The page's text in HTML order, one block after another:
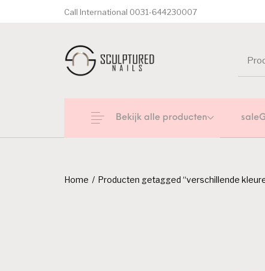
Call International 0031-644230007
Bekijk alle producten
Home / Producten getagged “verschillende